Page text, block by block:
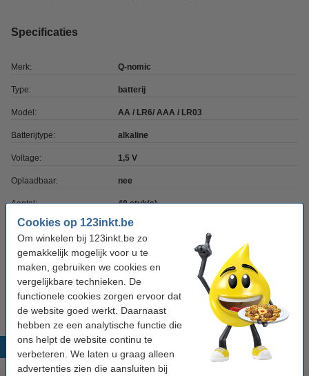
Cookies op 123inkt.be
Om winkelen bij 123inkt.be zo
gemakkelijk mogelijk voor u te
maken, gebruiken we cookies en
vergelijkbare technieken. De
functionele cookies zorgen ervoor dat
de website goed werkt. Daarnaast
hebben ze een analytische functie die
ons helpt de website continu te
verbeteren. We laten u graag alleen
advertenties zien die aansluiten bij
Specificaties
Merk: Q-nomic
Type: batterij
Model: AA / LR6/ AAA / LR03
Batterijtype: alkaline
Voltage: 1,5 V
Oplaadbaar: nee
Aantal: 48 stuk(s)
Wat er nog in zit!
Universele batterijentester (123accu huismerk)
€ 4,95